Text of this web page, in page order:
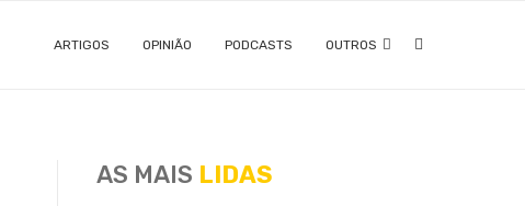
ARTIGOS OPINIÃO PODCASTS OUTROS
AS MAIS LIDAS